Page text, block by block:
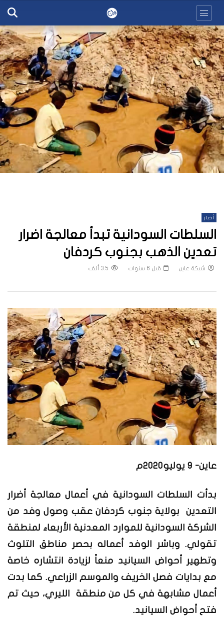
أخبار
السلطات السودانية تبدأ معالجة اضرار
تعدين الذهب بجنوب كردفان
شبكة عاين قبل 6 سنوات 3.5 ألف
عاين- 9 يوليو2020م
بدأت السلطات السودانية في أعمال معالجة أضرار
التعدين بولاية جنوب كردفان عقب وصول وفد من
الشركة السودانية للموارد المعدنية الأربعاء لمنطقة
تقولي. وباشر الوفد أعماله بحصر مناطق التلوث
وتطهير أحواض السيانيد منعاً لزيادة انتشاره خاصة
مع بدايات فصل الخريف والموسم الزراعي. كما بدت
أعمال مشابهة في كل من منطقة الليري، حيث تم
فتح أحواض السيانيد.